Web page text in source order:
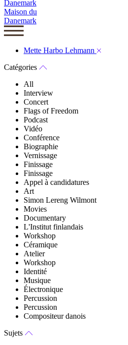
Danemark
Maison du
Danemark
Mette Harbo Lehmann
Catégories
All
Interview
Concert
Flags of Freedom
Podcast
Vidéo
Conférence
Biographie
Vernissage
Finissage
Finissage
Appel à candidatures
Art
Simon Lereng Wilmont
Movies
Documentary
L'Institut finlandais
Workshop
Céramique
Atelier
Workshop
Identité
Musique
Électronique
Percussion
Percussion
Compositeur danois
Sujets